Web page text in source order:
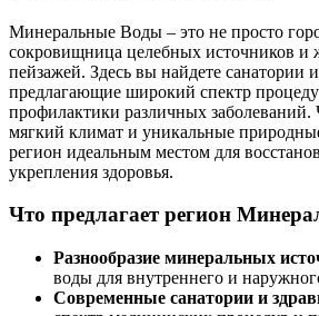
Минеральные Воды – это не просто
сокровищница целебных источников и
пейзажей. Здесь вы найдете санатории
предлагающие широкий спектр
профилактики различных заболеваний.
мягкий климат и уникальные
регион идеальным местом для
укрепления здоровья.
Что предлагает регион
Разнообразие минеральных
воды для внутреннего и
Современные санатории и